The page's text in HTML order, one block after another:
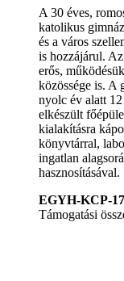
A 30 éves,
katolikus
és a város
is hozzájárul.
erős,
közössége is. A
nyolc év alatt
elkészült
kialakításra
könyvtárral,
ingatlan
hasznosításával.
EGYH-KCP-
Támogatási